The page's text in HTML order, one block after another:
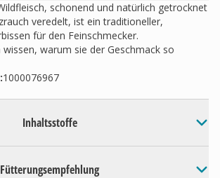
schonend und natürlich getrocknet
veredelt, ist ein traditioneller,
für den Feinschmecker.
warum sie der Geschmack so
1000076967
Inhaltsstoffe
Fütterungsempfehlung